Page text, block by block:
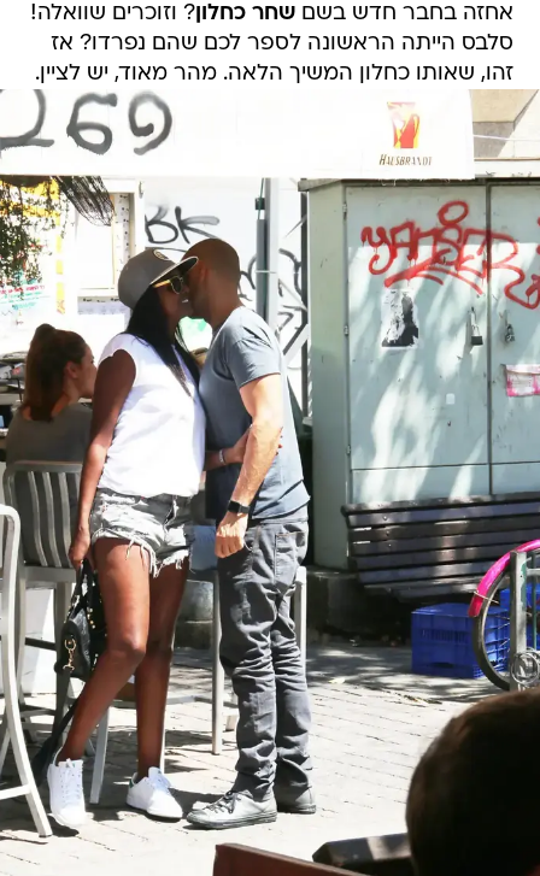
אחזה בחבר חדש בשםשחר כחלון? וזוכרים שוואלה!
סלבס הייתה הראשונה לספר לכם שהם נפרדו? אז
זהו, שאותו כחלון המשיך הלאה. מהר מאוד, יש לציין.